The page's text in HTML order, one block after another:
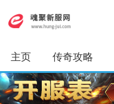
主页 传奇攻略